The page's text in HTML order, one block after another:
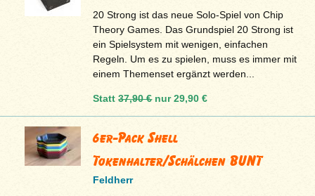
20 Strong ist das neue Solo-Spiel von Chip
Theory Games. Das Grundspiel 20 Strong ist
ein Spielsystem mit wenigen, einfachen
Regeln. Um es zu spielen, muss es immer mit
einem Themenset ergänzt werden...
Statt37,90 €nur29,90 €
6er-Pack Shell
Tokenhalter/Schälchen BUNT
Feldherr